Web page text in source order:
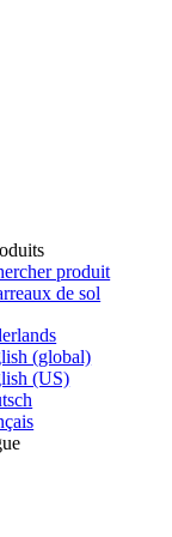
(global)
(US)
produit
de sol